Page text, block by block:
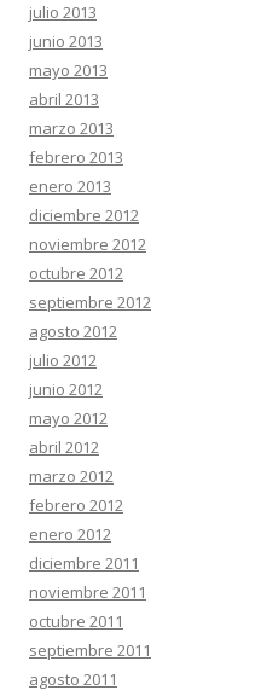
julio 2013
junio 2013
mayo 2013
abril 2013
marzo 2013
febrero 2013
enero 2013
diciembre 2012
noviembre 2012
octubre 2012
septiembre 2012
agosto 2012
julio 2012
junio 2012
mayo 2012
abril 2012
marzo 2012
febrero 2012
enero 2012
diciembre 2011
noviembre 2011
octubre 2011
septiembre 2011
agosto 2011